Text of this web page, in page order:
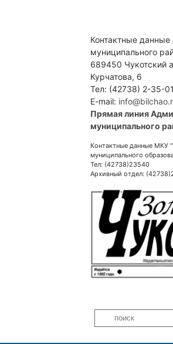
Контактные
муниципального
689450 Чукотский
Курчатова, 6
Тел: (42738) 2-35-
E-mail:
Прямая линия
муниципального
Контактные данные МКУ
муниципального
Тел: (42738)23540
Архивный отдел: